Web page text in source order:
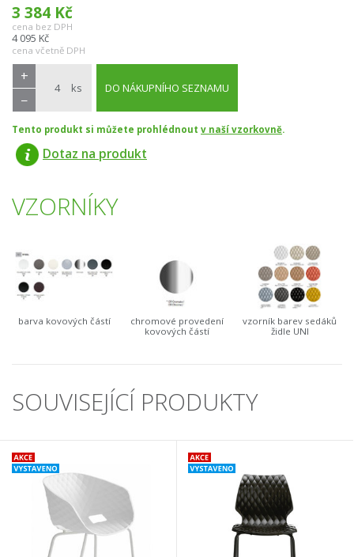
3 384 Kč
cena bez DPH
4 095 Kč
cena včetně DPH
ks
+
−
DO NÁKUPNÍHO SEZNAMU
Tento produkt si můžete prohlédnout v naší vzorkovně.
Dotaz na produkt
VZORNÍKY
barva kovových částí
chromové provedení
kovových částí
vzorník barev sedáků
židle UNI
SOUVISEJÍCÍ PRODUKTY